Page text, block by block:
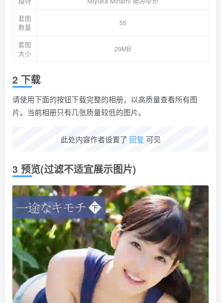
套图
数量
55
套图
大小
29MB
2 下载
请使用下面的按钮下载完整的相册，以高质量查看所有图
片。当前相册只有几张质量较低的图片。
此处内容作者设置了 回复 可见
3 预览(过滤不适宜展示图片)